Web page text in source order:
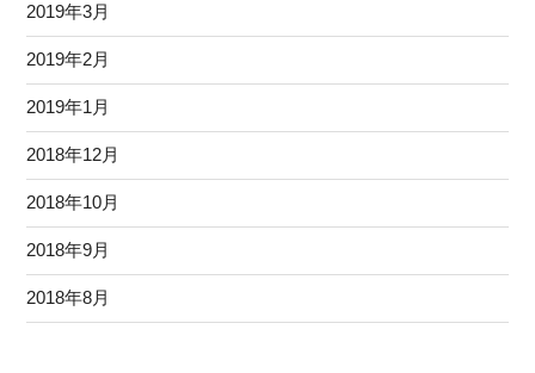
2019年3月
2019年2月
2019年1月
2018年12月
2018年10月
2018年9月
2018年8月